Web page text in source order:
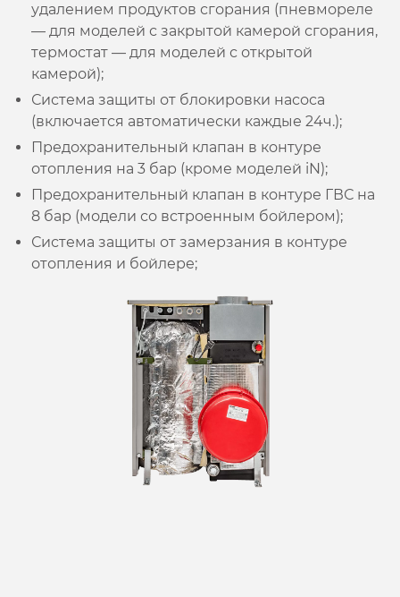
удалением продуктов сгорания (пневмореле
— для моделей с закрытой камерой сгорания,
термостат — для моделей с открытой
камерой);
Система защиты от блокировки насоса
(включается автоматически каждые 24ч.);
Предохранительный клапан в контуре
отопления на 3 бар (кроме моделей iN);
Предохранительный клапан в контуре ГВС на
8 бар (модели со встроенным бойлером);
Система защиты от замерзания в контуре
отопления и бойлере;